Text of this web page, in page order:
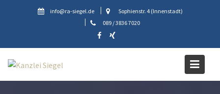
info@ra-siegel.de
Sophienstr. 4 (Innenstadt)
089 / 3836 7020